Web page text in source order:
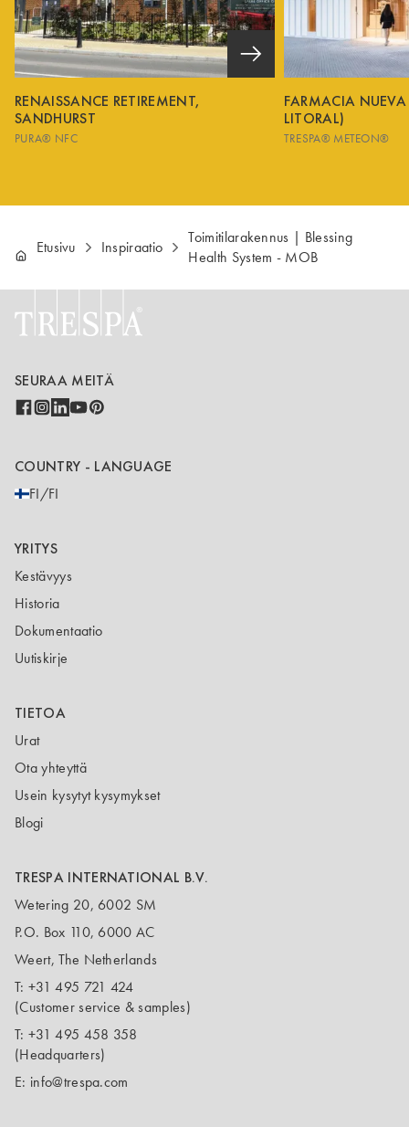
RENAISSANCE RETIREMENT,
SANDHURST
PURA® NFC
FARMACIA
LITORAL)
TRESPA® METEON®
Etusivu Inspiraatio
Toimitilarakennus | Blessing
Health System - MOB
SEURAA MEITÄ
COUNTRY - LANGUAGE
FI/FI
YRITYS
Kestävyys
Historia
Dokumentaatio
Uutiskirje
TIETOA
Urat
Ota yhteyttä
Usein kysytyt kysymykset
Blogi
TRESPA INTERNATIONAL B.V.
Wetering 20, 6002 SM
P.O. Box 110, 6000 AC
Weert, The Netherlands
T: +31 495 721 424
(Customer service & samples)
T: +31 495 458 358
(Headquarters)
E: info@trespa.com